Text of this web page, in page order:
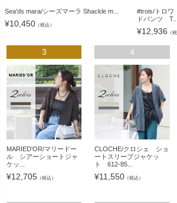
Sea'ds mara/シーズマーラ Shackle m...
¥10,450 （税込）
#trois/トロワ
ドパンツ T...
¥12,936 （
3
MARIED'OR/マリードー
ル シアーショートジャ
ケッ...
¥12,705 （税込）
4
CLOCHE/クロシェ ショ
ートスリーブジャケッ
ト 612-85...
¥11,550 （税込）